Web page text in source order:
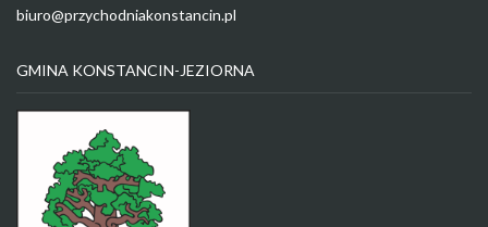
biuro@przychodniakonstancin.pl
GMINA KONSTANCIN-JEZIORNA